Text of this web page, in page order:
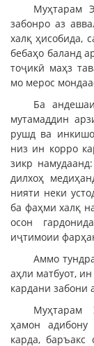
Муҳтарам
забонро аз
халқ ҳисобида,
бебаҳо баланд
тоҷикӣ маҳз
мо мерос
Ба
мутамаддин
рушд ва
низ ин корро
зикр
дилхоҳ
нияти неки
ба фаҳми халқ
осон
иҷтимоии
Аммо
аҳли матбуот,
кардани забони
Муҳтарам
ҳамон адибону
карда,